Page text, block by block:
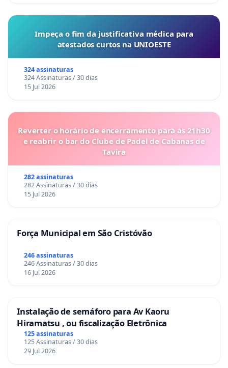
Impeça o fim da justificativa médica para
atestados curtos na UNIOESTE
324 assinaturas
324 Assinaturas / 30 dias
15 Jul 2026
Reverter o horário de encerramento para as 21h30
e reabrir o bar do Clube de Padel de Cabanas de
Tavira
282 assinaturas
282 Assinaturas / 30 dias
15 Jul 2026
Força Municipal em São Cristóvão
246 assinaturas
246 Assinaturas / 30 dias
16 Jul 2026
Instalação de semáforo para Av Kaoru
Hiramatsu , ou fiscalização Eletrônica
125 assinaturas
125 Assinaturas / 30 dias
29 Jul 2026